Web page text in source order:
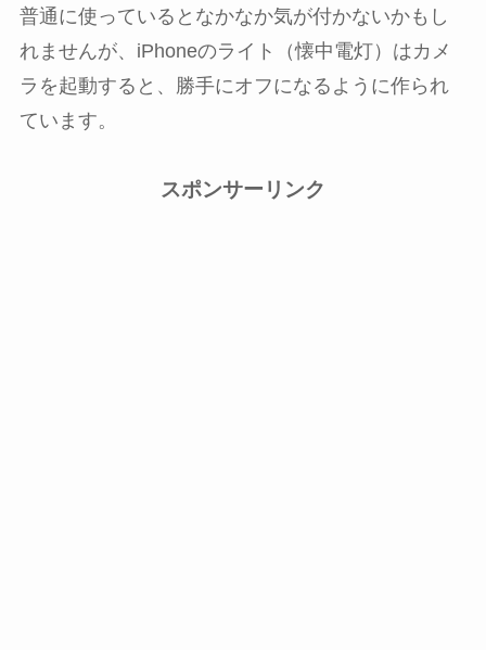
普通に使っているとなかなか気が付かないかもし
れませんが、iPhoneのライト（懐中電灯）はカメ
ラを起動すると、勝手にオフになるように作られ
ています。
スポンサーリンク